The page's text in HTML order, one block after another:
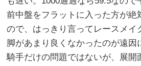
前中盤をフラットに入った方が絶
ので、はっきり言ってレースメイ
脚があまり良くなかったのが遠因
騎手だけの問題ではないが、展開